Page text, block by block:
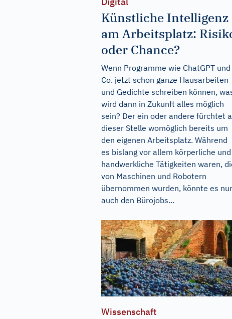
Künstliche Intelligenz
am Arbeitsplatz:
oder Chance?
Wenn Programme wie ChatGPT und
Co. jetzt schon ganze Hausarbeiten
und Gedichte schreiben können,
wird dann in Zukunft alles möglich
sein? Der ein oder andere fürchtet
dieser Stelle womöglich bereits um
den eigenen Arbeitsplatz. Während
es bislang vor allem körperliche und
handwerkliche Tätigkeiten waren,
von Maschinen und Robotern
übernommen wurden, könnte es
auch den Bürojobs...
Wissenschaft